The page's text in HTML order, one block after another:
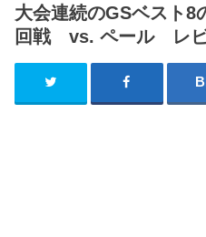
大会連続のGSベスト8
回戦 vs. ペール レビ